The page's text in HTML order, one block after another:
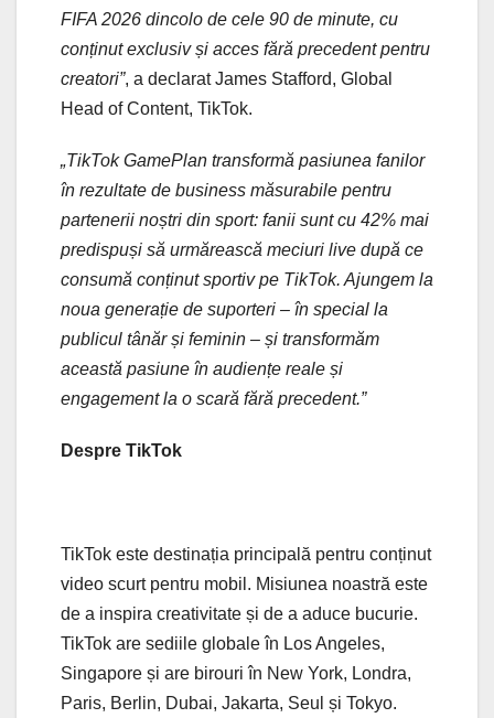
FIFA 2026 dincolo de cele 90 de minute, cu
conținut exclusiv și acces fără precedent pentru
creatori”, a declarat James Stafford, Global
Head of Content, TikTok.
„TikTok GamePlan transformă pasiunea fanilor
în rezultate de business măsurabile pentru
partenerii noștri din sport: fanii sunt cu 42% mai
predispuși să urmărească meciuri live după ce
consumă conținut sportiv pe TikTok. Ajungem la
noua generație de suporteri – în special la
publicul tânăr și feminin – și transformăm
această pasiune în audiențe reale și
engagement la o scară fără precedent.”
Despre TikTok
TikTok este destinația principală pentru conținut
video scurt pentru mobil. Misiunea noastră este
de a inspira creativitate și de a aduce bucurie.
TikTok are sediile globale în Los Angeles,
Singapore și are birouri în New York, Londra,
Paris, Berlin, Dubai, Jakarta, Seul și Tokyo.